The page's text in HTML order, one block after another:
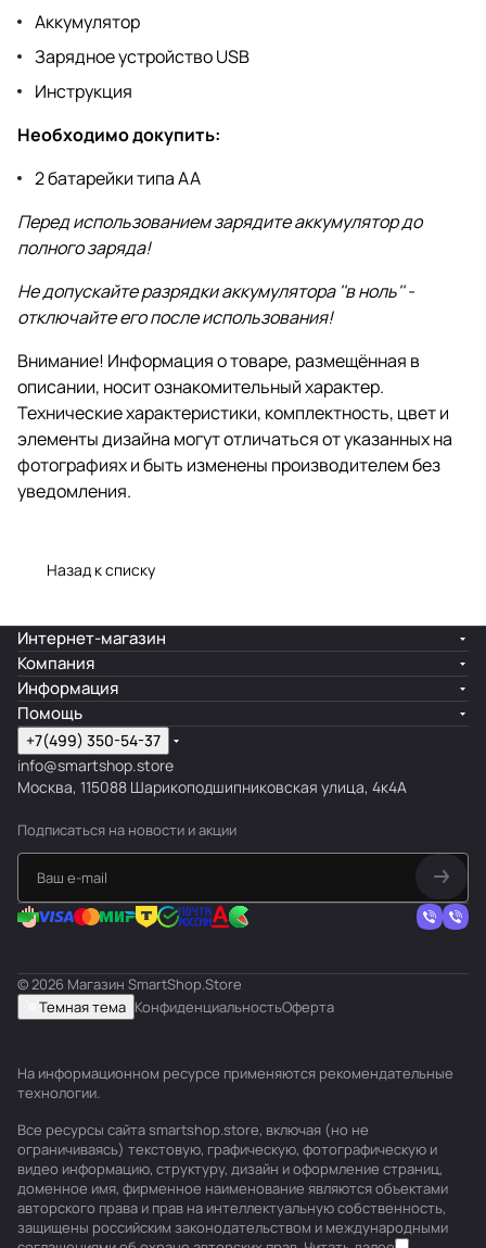
Аккумулятор
Зарядное устройство USB
Инструкция
Необходимо докупить:
2 батарейки типа АА
Перед использованием зарядите аккумулятор до
полного заряда!
Не допускайте разрядки аккумулятора ''в ноль'' -
отключайте его после использования!
Внимание! Информация о товаре, размещённая в
описании, носит ознакомительный характер.
Технические характеристики, комплектность, цвет и
элементы дизайна могут отличаться от указанных на
фотографиях и быть изменены производителем без
уведомления.
Назад к списку
Интернет-магазин
Компания
Информация
Помощь
+7(499) 350-54-37
info@smartshop.store
Москва, 115088 Шарикоподшипниковская улица, 4к4А
Подписаться на новости и акции
© 2026 Магазин SmartShop.Store
Темная тема КонфиденциальностьОферта
На информационном ресурсе применяются рекомендательные
технологии.
Все ресурсы сайта smartshop.store, включая (но не
ограничиваясь) текстовую, графическую, фотографическую и
видео информацию, структуру, дизайн и оформление страниц,
доменное имя, фирменное наименование являются объектами
авторского права и прав на интеллектуальную собственность,
защищены российским законодательством и международными